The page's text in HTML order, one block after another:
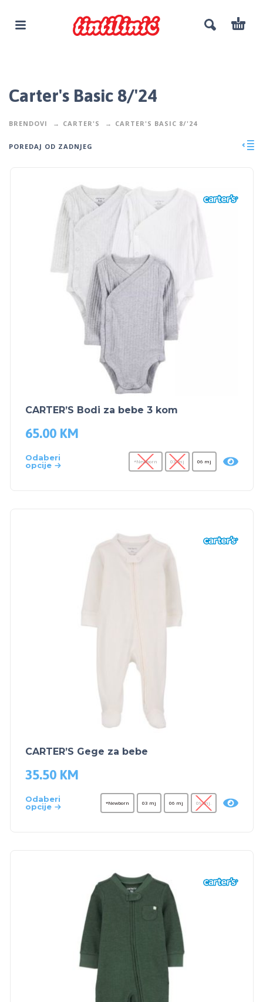
Carter's Basic 8/'24
BRENDOVI CARTER'S CARTER'S BASIC 8/'24
POREDAJ OD ZADNJEG
CARTER’S Bodi za bebe 3 kom
65.00 KM
Odaberi
opcije
*Newborn 03 mj 06 mj
CARTER’S Gege za bebe
35.50 KM
Odaberi
opcije
*Newborn 03 mj 06 mj 09 mj.